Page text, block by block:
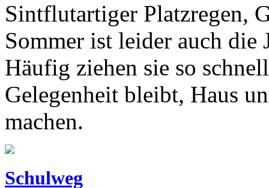
Sintflutartiger Platzregen,
Sommer ist leider auch die
Häufig ziehen sie so
Gelegenheit bleibt, Haus
machen.
Schulweg